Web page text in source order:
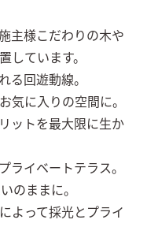
主様こだわりの木や
しています。
る回遊動線。
気に入りの空間に。
ットを最大限に生か
ライベートテラス。
のままに。
よって採光とプライ